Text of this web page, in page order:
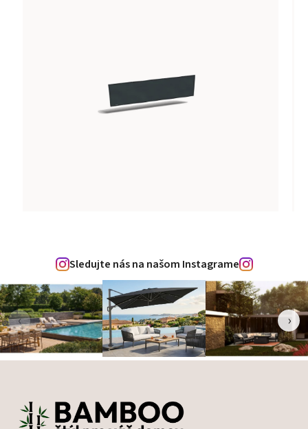
Sledujte nás na našom Instagrame
‹ ›